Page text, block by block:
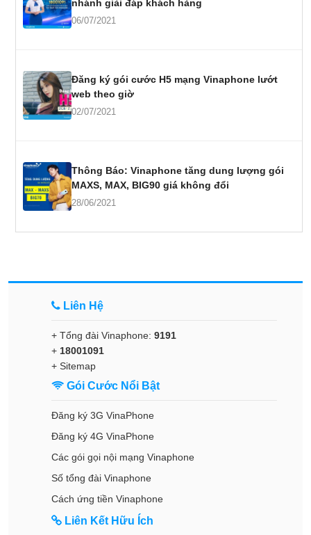
nhánh giải đáp khách hàng
06/07/2021
Đăng ký gói cước H5 mạng Vinaphone lướt
web theo giờ
02/07/2021
Thông Báo: Vinaphone tăng dung lượng gói
MAXS, MAX, BIG90 giá không đổi
28/06/2021
Liên Hệ
+ Tổng đài Vinaphone: 9191
+ 18001091
+ Sitemap
Gói Cước Nổi Bật
Đăng ký 3G VinaPhone
Đăng ký 4G VinaPhone
Các gói gọi nội mạng Vinaphone
Số tổng đài Vinaphone
Cách ứng tiền Vinaphone
Liên Kết Hữu Ích